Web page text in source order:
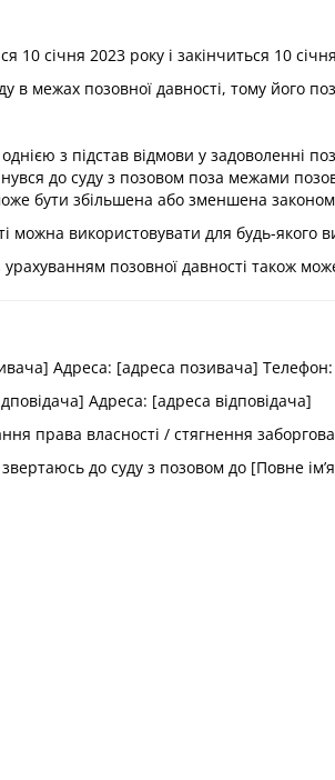
10 січня 2023 року і закінчиться 10
в межах позовної давності, тому його
з підстав відмови у задоволенні
до суду з позовом поза межами
бути збільшена або зменшена
можна використовувати для будь-якого
позовної давності також
Адреса: [адреса позивача]
Адреса: [адреса відповідача]
права власності / стягнення
до суду з позовом до [Повне